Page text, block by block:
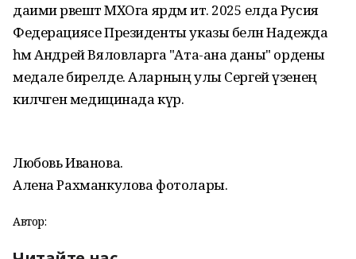
даими рәвештә МХOга ярдәм итә. 2025 елда Русия
Федерациясе Президенты указы белән Надежда
һәм Андрей Вяловларга "Ата-ана даны" ордены
медале бирелде. Аларның улы Сергей үзенең
киләчәген медицинада күрә.
Любовь Иванова.
Алена Рахманкулова фотолары.
Автор: